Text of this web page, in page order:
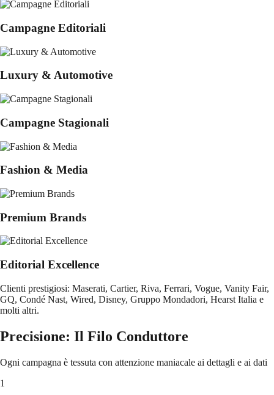
Campagne Editoriali
Luxury & Automotive
Campagne Stagionali
Fashion & Media
Premium Brands
Editorial Excellence
Clienti prestigiosi: Maserati, Cartier, Riva, Ferrari, Vogue, Vanity Fair,
GQ, Condé Nast, Wired, Disney, Gruppo Mondadori, Hearst Italia e
molti altri.
Precisione: Il Filo Conduttore
Ogni campagna è tessuta con attenzione maniacale ai dettagli e ai dati
1